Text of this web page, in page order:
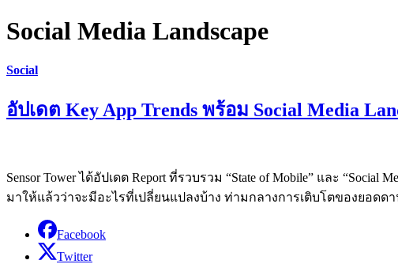
Social Media Landscape
Social
อัปเดต Key App Trends พร้อม Social Media
Sensor Tower ได้อัปเดต Report ที่รวบรวม “State of Mobile” และ
มาให้แล้วว่าจะมีอะไรที่เปลี่ยนแปลงบ้าง ท่ามกลางการเติบโตของยอดด
Facebook
Twitter